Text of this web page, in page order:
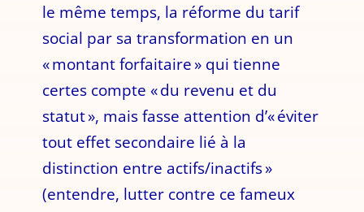
le même temps, la réforme du tarif
social par sa transformation en un
« montant forfaitaire » qui tienne
certes compte « du revenu et du
statut », mais fasse attention d’« éviter
tout effet secondaire lié à la
distinction entre actifs/inactifs »
(entendre, lutter contre ce fameux